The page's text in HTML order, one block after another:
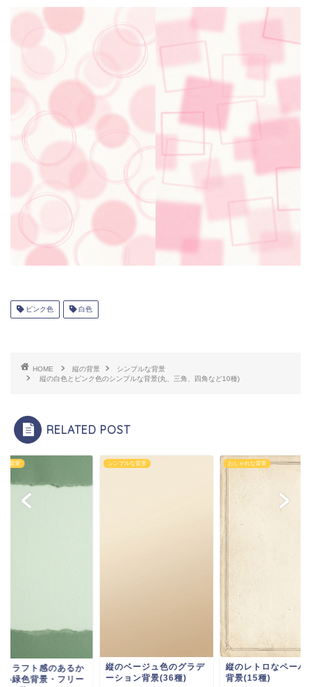
ピンク色 白色
HOME 縦の背景
シンプルな背景
縦の白色とピンク色のシンプルな背景(丸、三角、四角など10種)
RELATED POST
い背景
クラフト感のあるか
い緑色背景・フリー
シンプルな背景
縦のベージュ色のグラデ
ーション背景(36種)
おしゃれな背景
縦のレトロなペーパ
背景(15種)